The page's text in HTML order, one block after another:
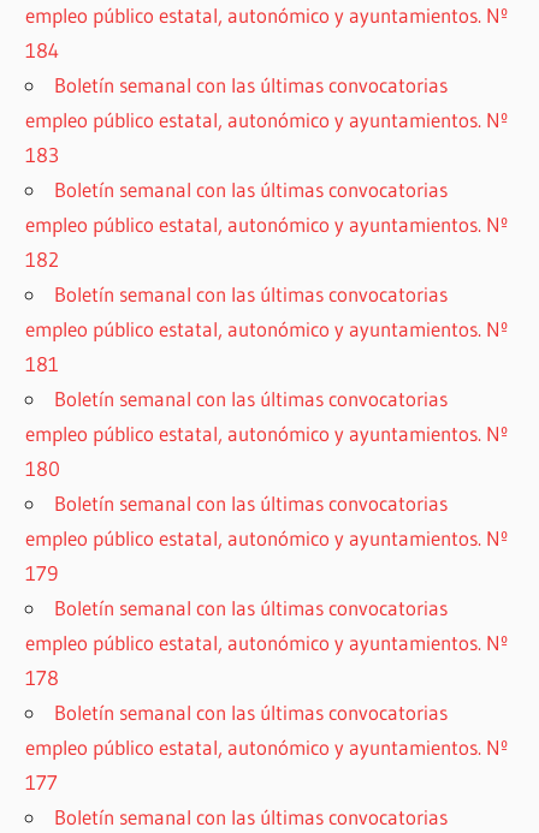
empleo público estatal, autonómico y ayuntamientos. Nº
184
Boletín semanal con las últimas convocatorias
empleo público estatal, autonómico y ayuntamientos. Nº
183
Boletín semanal con las últimas convocatorias
empleo público estatal, autonómico y ayuntamientos. Nº
182
Boletín semanal con las últimas convocatorias
empleo público estatal, autonómico y ayuntamientos. Nº
181
Boletín semanal con las últimas convocatorias
empleo público estatal, autonómico y ayuntamientos. Nº
180
Boletín semanal con las últimas convocatorias
empleo público estatal, autonómico y ayuntamientos. Nº
179
Boletín semanal con las últimas convocatorias
empleo público estatal, autonómico y ayuntamientos. Nº
178
Boletín semanal con las últimas convocatorias
empleo público estatal, autonómico y ayuntamientos. Nº
177
Boletín semanal con las últimas convocatorias